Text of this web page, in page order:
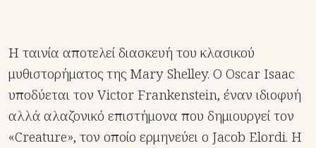
Η ταινία αποτελεί διασκευή του κλασικού
μυθιστορήματος της Mary Shelley. Ο Oscar Isaac
υποδύεται τον Victor Frankenstein, έναν ιδιοφυή
αλλά αλαζονικό επιστήμονα που δημιουργεί τον
«Creature», τον οποίο ερμηνεύει ο Jacob Elordi. Η